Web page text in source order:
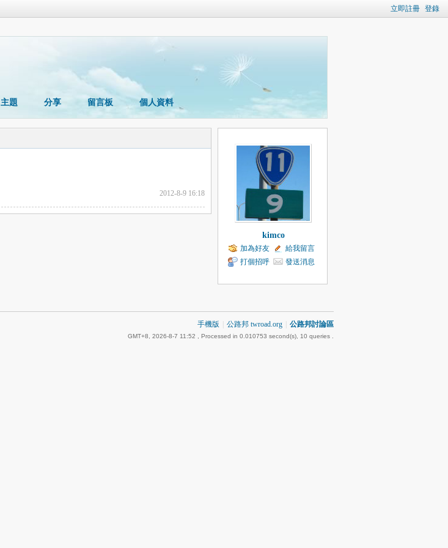
立即註冊 登錄
主題 分享 留言板 個人資料
2012-8-9 16:18
kimco
加為好友
給我留言
打個招呼
發送消息
手機版 公路邦 twroad.org 公路邦討論區
GMT+8, 2026-8-7 11:52 , Processed in 0.010753 second(s), 10 queries .